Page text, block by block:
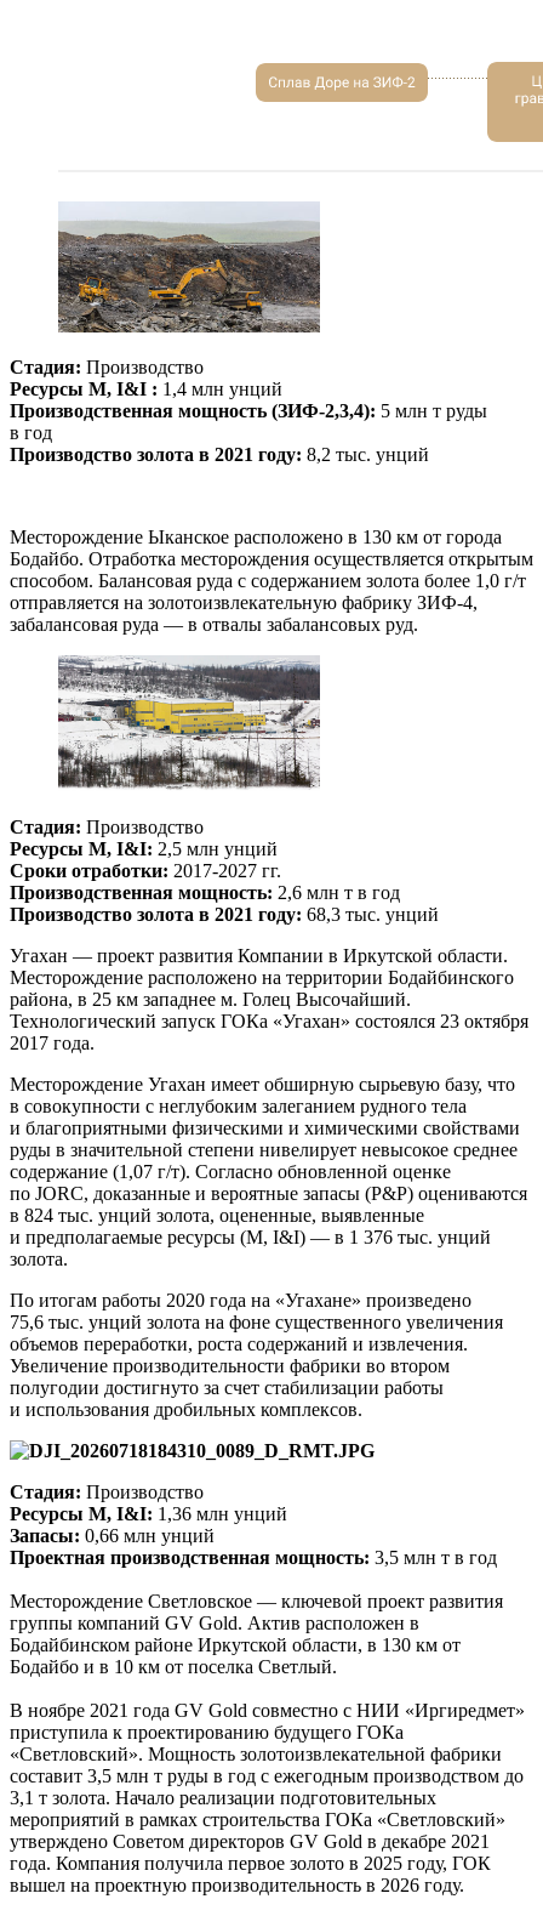
Стадия: Производство
Ресурсы M, I&I : 1,4 млн унций
Производственная мощность (ЗИФ-2,3,4): 5 млн т руды
в год
Производство золота в 2021 году: 8,2 тыс. унций
Месторождение Ыканское расположено в 130 км от города
Бодайбо. Отработка месторождения осуществляется открытым
способом. Балансовая руда с содержанием золота более 1,0 г/т
отправляется на золотоизвлекательную фабрику ЗИФ-4,
забалансовая руда — в отвалы забалансовых руд.
Стадия: Производство
Ресурсы M, I&I: 2,5 млн унций
Сроки отработки: 2017-2027 гг.
Производственная мощность: 2,6 млн т в год
Производство золота в 2021 году: 68,3 тыс. унций
Угахан — проект развития Компании в Иркутской области.
Месторождение расположено на территории Бодайбинского
района, в 25 км западнее м. Голец Высочайший.
Технологический запуск ГОКа «Угахан» состоялся 23 октября
2017 года.
Месторождение Угахан имеет обширную сырьевую базу, что
в совокупности с неглубоким залеганием рудного тела
и благоприятными физическими и химическими свойствами
руды в значительной степени нивелирует невысокое среднее
содержание (1,07 г/т). Согласно обновленной оценке
по JORC, доказанные и вероятные запасы (P&P) оцениваются
в 824 тыс. унций золота, оцененные, выявленные
и предполагаемые ресурсы (M, I&I) — в 1 376 тыс. унций
золота.
По итогам работы 2020 года на «Угахане» произведено
75,6 тыс. унций золота на фоне существенного увеличения
объемов переработки, роста содержаний и извлечения.
Увеличение производительности фабрики во втором
полугодии достигнуто за счет стабилизации работы
и использования дробильных комплексов.
Стадия: Производство
Ресурсы M, I&I: 1,36 млн унций
Запасы: 0,66 млн унций
Проектная производственная мощность: 3,5 млн т в год
Месторождение Светловское — ключевой проект развития
группы компаний GV Gold. Актив расположен в
Бодайбинском районе Иркутской области, в 130 км от
Бодайбо и в 10 км от поселка Светлый.
В ноябре 2021 года GV Gold совместно с НИИ «Иргиредмет»
приступила к проектированию будущего ГОКа
«Светловский». Мощность золотоизвлекательной фабрики
составит 3,5 млн т руды в год с ежегодным производством до
3,1 т золота. Начало реализации подготовительных
мероприятий в рамках строительства ГОКа «Светловский»
утверждено Советом директоров GV Gold в декабре 2021
года. Компания получила первое золото в 2025 году, ГОК
вышел на проектную производительность в 2026 году.